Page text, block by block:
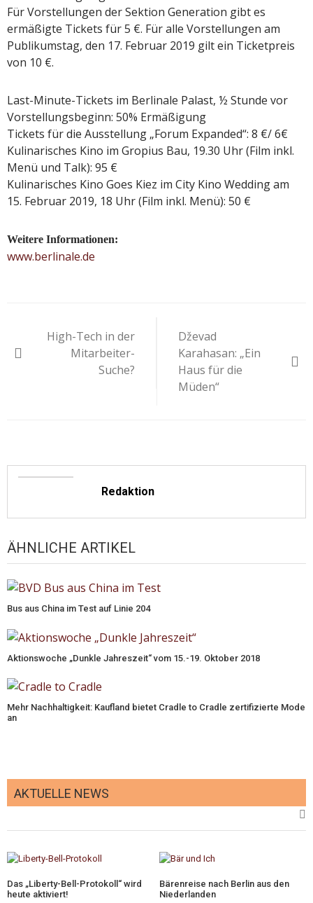
Für Vorstellungen der Sektion Generation gibt es
ermäßigte Tickets für 5 €. Für alle Vorstellungen am
Publikumstag, den 17. Februar 2019 gilt ein Ticketpreis
von 10 €.
Last-Minute-Tickets im Berlinale Palast, ½ Stunde vor
Vorstellungsbeginn: 50% Ermäßigung
Tickets für die Ausstellung „Forum Expanded“: 8 €/ 6€
Kulinarisches Kino im Gropius Bau, 19.30 Uhr (Film inkl.
Menü und Talk): 95 €
Kulinarisches Kino Goes Kiez im City Kino Wedding am
15. Februar 2019, 18 Uhr (Film inkl. Menü): 50 €
Weitere Informationen:
www.berlinale.de
High-Tech in der
Mitarbeiter-
Suche?
Dževad
Karahasan: „Ein
Haus für die
Müden“
Redaktion
ÄHNLICHE ARTIKEL
Bus aus China im Test auf Linie 204
Aktionswoche „Dunkle Jahreszeit“ vom 15.-19. Oktober 2018
Mehr Nachhaltigkeit: Kaufland bietet Cradle to Cradle zertifizierte Mode
an
AKTUELLE NEWS
Das „Liberty-Bell-Protokoll“ wird
heute aktiviert!
Bärenreise nach Berlin aus den
Niederlanden